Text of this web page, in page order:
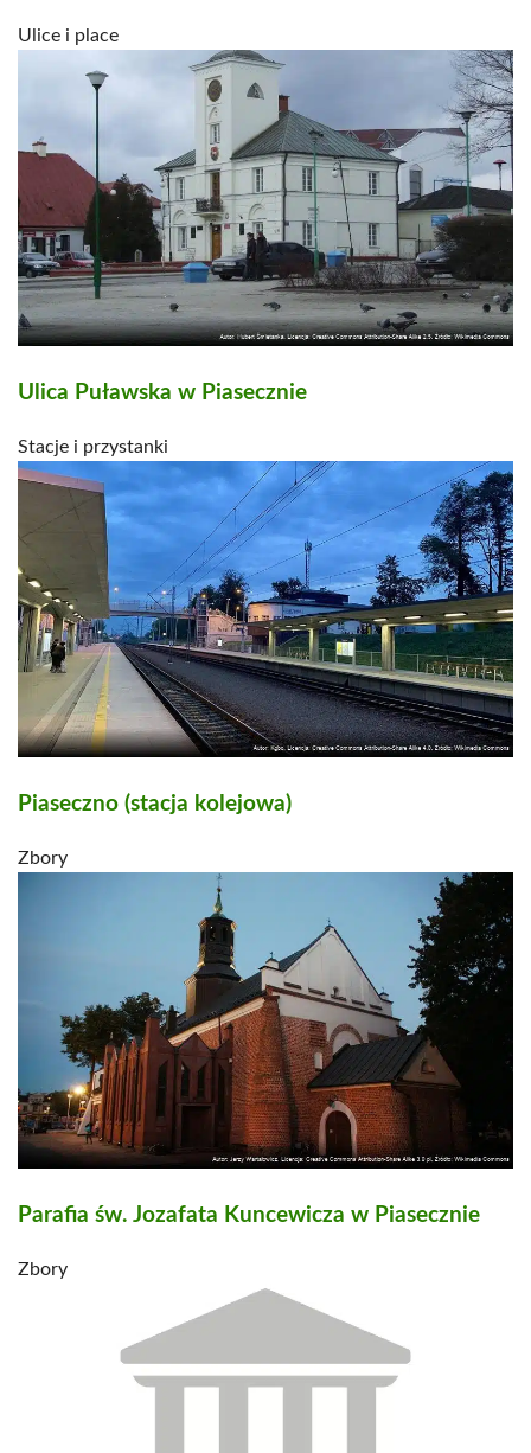
Ulice i place
Ulica Puławska w Piasecznie
Stacje i przystanki
Piaseczno (stacja kolejowa)
Zbory
Parafia św. Jozafata Kuncewicza w Piasecznie
Zbory